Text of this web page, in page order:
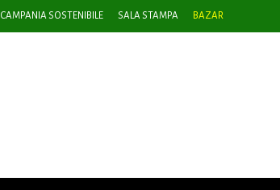
CAMPANIA SOSTENIBILE SALA STAMPA BAZAR